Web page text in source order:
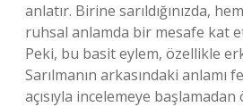
anlatır. Birine sarıldığınızda,
ruhsal anlamda bir mesafe kat
Peki, bu basit eylem, özellikle
Sarılmanın arkasındaki anlamı
açısıyla incelemeye başlamadan